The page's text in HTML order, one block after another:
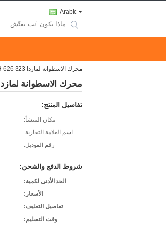
Arabic
search
محرك الاسطوانة لمازدا 323 626 B2200 R2 / RF R263-10-100J. R263-10-100H
محرك الاسطوانة لمازدا 323 626 B2200 R2 / RF R263-10-100J. R263-10-100H
تفاصيل المنتج:
مكان المنشأ:
اسم العلامة التجارية:
رقم الموديل:
شروط الدفع والشحن:
الحد الأدنى لكمية:
الأسعار:
تفاصيل التغليف:
وقت التسليم: